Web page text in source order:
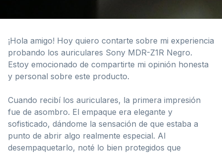
¡Hola amigo! Hoy quiero contarte sobre mi experiencia
probando los auriculares Sony MDR-Z1R Negro.
Estoy emocionado de compartirte mi opinión honesta
y personal sobre este producto.
Cuando recibí los auriculares, la primera impresión
fue de asombro. El empaque era elegante y
sofisticado, dándome la sensación de que estaba a
punto de abrir algo realmente especial. Al
desempaquetarlo, noté lo bien protegidos que